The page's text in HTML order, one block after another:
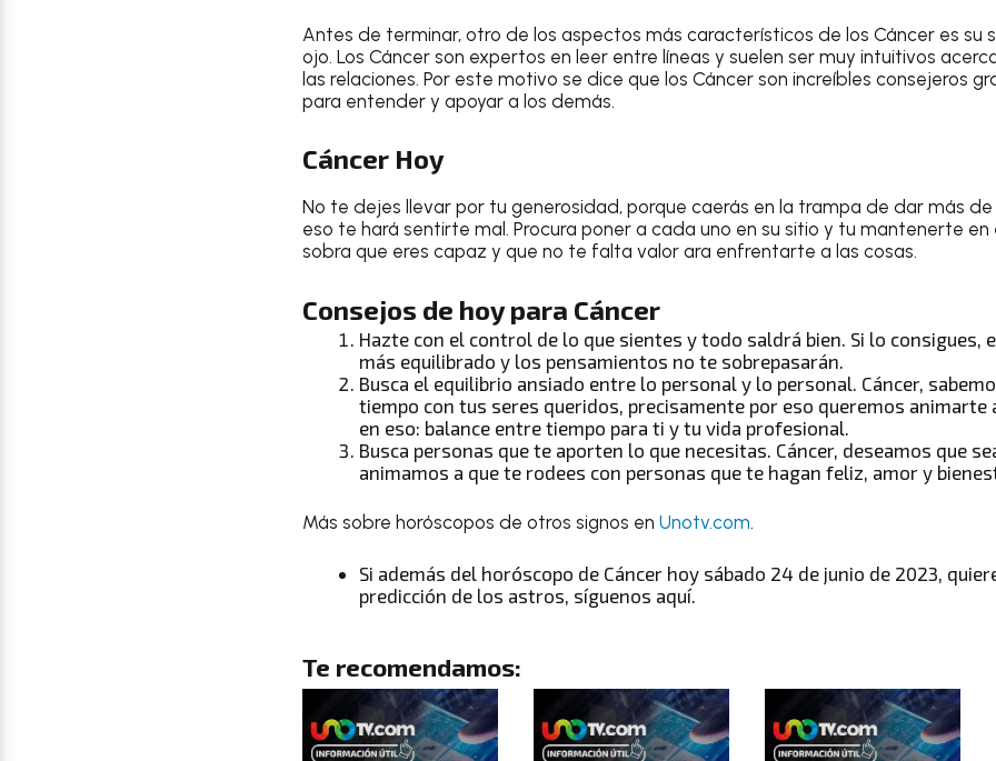
Antes de terminar, otro de los aspectos más característicos de los Cáncer es su
ojo. Los Cáncer son expertos en leer entre líneas y suelen ser muy intuitivos
las relaciones. Por este motivo se dice que los Cáncer son increíbles consejeros
para entender y apoyar a los demás.
Cáncer Hoy
No te dejes llevar por tu generosidad, porque caerás en la trampa de dar más
eso te hará sentirte mal. Procura poner a cada uno en su sitio y tu mantenerte en
sobra que eres capaz y que no te falta valor ara enfrentarte a las cosas.
Consejos de hoy para Cáncer
Hazte con el control de lo que sientes y todo saldrá bien. Si lo consigues,
más equilibrado y los pensamientos no te sobrepasarán.
Busca el equilibrio ansiado entre lo personal y lo personal. Cáncer,
tiempo con tus seres queridos, precisamente por eso queremos animarte
en eso: balance entre tiempo para ti y tu vida profesional.
Busca personas que te aporten lo que necesitas. Cáncer, deseamos que
animamos a que te rodees con personas que te hagan feliz, amor y
Más sobre horóscopos de otros signos en Unotv.com.
Si además del horóscopo de Cáncer hoy sábado 24 de junio de 2023 ,
predicción de los astros , síguenos aquí.
Te recomendamos: